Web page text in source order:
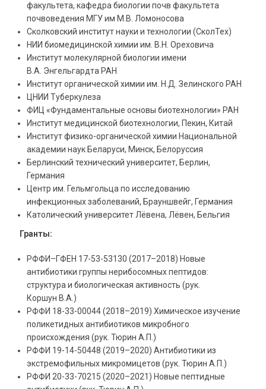
факультета, кафедра биологии почв факультета
почвоведения МГУ им М.В. Ломоносова
Сколковский институт науки и технологии (СколТех)
НИИ биомедицинской химии им. В.Н. Ореховича
Институт молекулярной биологии имени
В.А. Энгельгардта РАН
Институт органической химии им. Н.Д. Зелинского РАН
ЦНИИ Туберкулеза
ФИЦ «Фундаментальные основы биотехнологии» РАН
Институт медицинской биотехнологии, Пекин, Китай
Институт физико-органической химии Национальной
академии наук Беларуси, Минск, Белоруссия
Берлинский технический университет, Берлин,
Германия
Центр им. Гельмгольца по исследованию
инфекционных заболеваний, Брауншвейг, Германия
Католический университет Лёвена, Лёвен, Бельгия
Гранты:
РФФИ–ГФЕН 17-53-53130 (2017–2018) Новые
антибиотики группы нерибосомных пептидов:
структура и биологическая активность (рук.
Коршун В.А.)
РФФИ 18-33-00044 (2018–2019) Химическое изучение
поликетидных антибиотиков микробного
происхождения (рук. Тюрин А.П.)
РФФИ 19-14-50448 (2019–2020) Антибиотики из
экстремофильных микромицетов (рук. Тюрин А.П.)
РФФИ 20-33-70215 (2020–2021) Новые пептидные